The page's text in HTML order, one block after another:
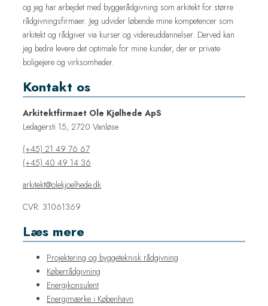
og jeg har arbejdet med byggerådgivning som arkitekt for større
rådgivningsfirmaer. Jeg udvider løbende mine kompetencer som
arkitekt og rådgiver via kurser og videreuddannelser. Derved kan
jeg bedre levere det optimale for mine kunder, der er private
boligejere og virksomheder.
Kontakt os
Arkitektfirmaet Ole Kjølhede ApS
Ledagersti 15, 2720 Vanløse
(+45) 21 49 76 67
(+45) 40 49 14 36
arkitekt@olekjoelhede.dk
CVR: 31061369​
Læs mere
Projektering og byggeteknisk rådgivning
Køberrådgivning
Energikonsulent
Energimærke i København